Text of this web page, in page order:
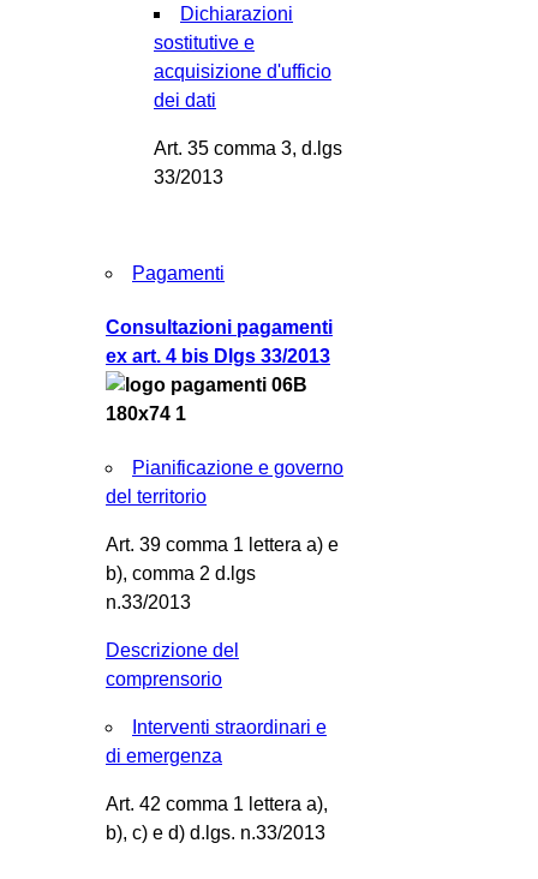
Dichiarazioni
sostitutive e
acquisizione d'ufficio
dei dati
Art. 35 comma 3, d.lgs
33/2013
Pagamenti
Consultazioni pagamenti
ex art. 4 bis Dlgs 33/2013
Pianificazione e governo
del territorio
Art. 39 comma 1 lettera a) e
b), comma 2 d.lgs
n.33/2013
Descrizione del
comprensorio
Interventi straordinari e
di emergenza
Art. 42 comma 1 lettera a),
b), c) e d) d.lgs. n.33/2013